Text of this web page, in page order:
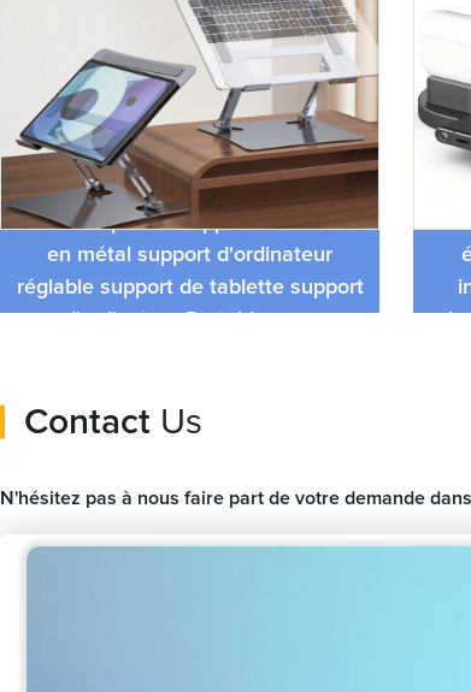
Prix ​​d'usine support d'ordinateur
Portable pliable support de bureau
en métal support d'ordinateur
réglable support de tablette support
d'ordinateur Portable pour
Contact Us
N'hésitez pas à nous faire part de votre demande